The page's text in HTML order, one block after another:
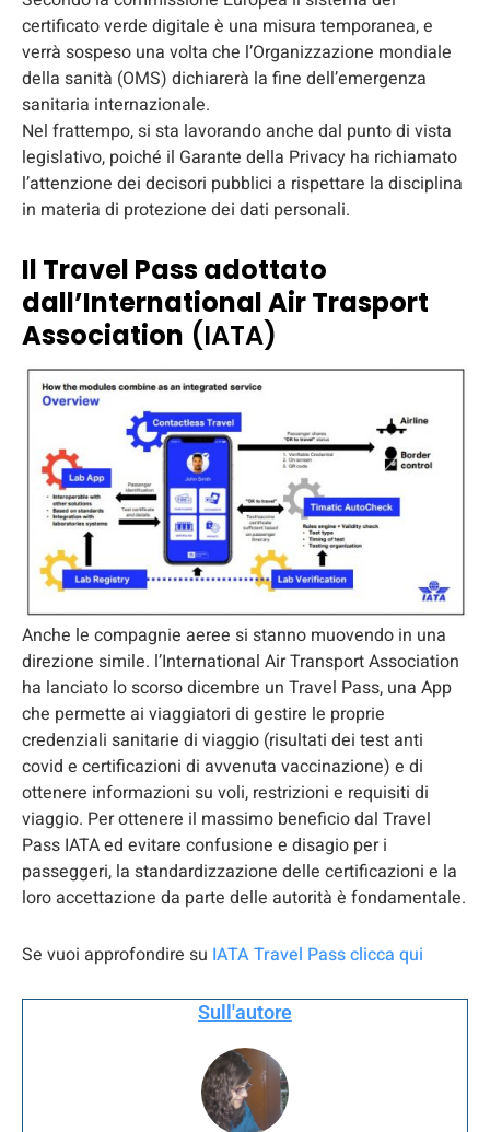
certificato verde digitale è una misura temporanea, e
verrà sospeso una volta che l’Organizzazione mondiale
della sanità (OMS) dichiarerà la fine dell’emergenza
sanitaria internazionale.
Nel frattempo, si sta lavorando anche dal punto di vista
legislativo, poiché il Garante della Privacy ha richiamato
l’attenzione dei decisori pubblici a rispettare la disciplina
in materia di protezione dei dati personali.
Il Travel Pass adottato
dall’International Air Trasport
Association (IATA)
Anche le compagnie aeree si stanno muovendo in una
direzione simile. l’International Air Transport Association
ha lanciato lo scorso dicembre un Travel Pass, una App
che permette ai viaggiatori di gestire le proprie
credenziali sanitarie di viaggio (risultati dei test anti
covid e certificazioni di avvenuta vaccinazione) e di
ottenere informazioni su voli, restrizioni e requisiti di
viaggio. Per ottenere il massimo beneficio dal Travel
Pass IATA ed evitare confusione e disagio per i
passeggeri, la standardizzazione delle certificazioni e la
loro accettazione da parte delle autorità è fondamentale.
Se vuoi approfondire su IATA Travel Pass clicca qui
Sull'autore